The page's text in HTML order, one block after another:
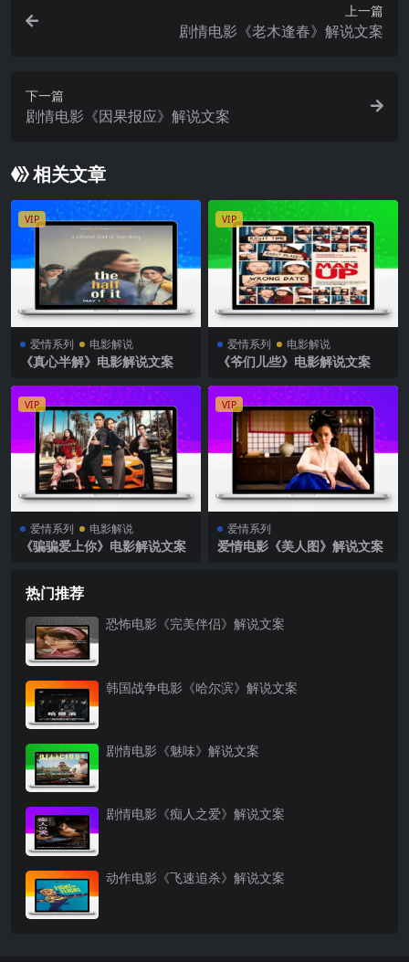
上一篇
剧情电影《老木逢春》解说文案
下一篇
剧情电影《因果报应》解说文案
相关文章
VIP
爱情系列 电影解说
《真心半解》电影解说文案
VIP
爱情系列 电影解说
《爷们儿些》电影解说文案
VIP
爱情系列 电影解说
《骗骗爱上你》电影解说文案
VIP
爱情系列
爱情电影《美人图》解说文案
热门推荐
恐怖电影《完美伴侣》解说文案
韩国战争电影《哈尔滨》解说文案
剧情电影《魅味》解说文案
剧情电影《痴人之爱》解说文案
动作电影《飞速追杀》解说文案